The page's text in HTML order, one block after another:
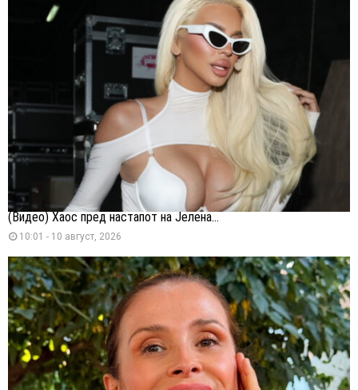
(Видео) Хаос пред настапот на Јелена...
10:01 - 10 август, 2026